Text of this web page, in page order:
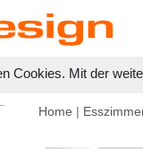
Cookies. Mit der
Home |